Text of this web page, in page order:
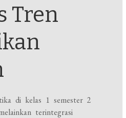
Tren
di kelas 1 semester 2
terintegrasi